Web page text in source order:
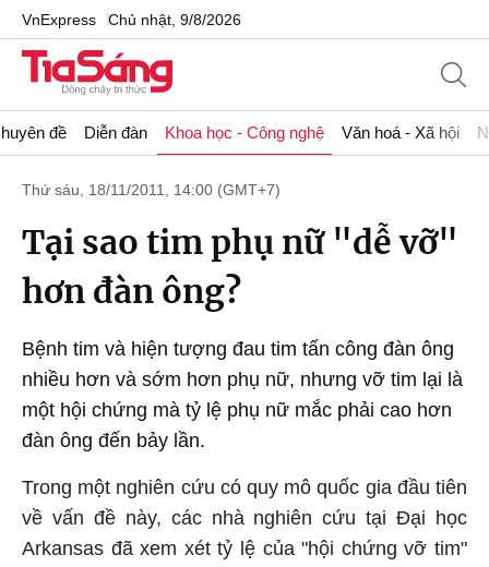
VnExpress Chủ nhật, 9/8/2026
đề Diễn đàn Khoa học - Công nghệ Văn hoá - Xã hội
Thứ sáu, 18/11/2011, 14:00 (GMT+7)
Tại sao tim phụ nữ "dễ vỡ"
hơn đàn ông?
Bệnh tim và hiện tượng đau tim tấn công đàn ông
nhiều hơn và sớm hơn phụ nữ, nhưng vỡ tim lại là
một hội chứng mà tỷ lệ phụ nữ mắc phải cao hơn
đàn ông đến bảy lần.
Trong một nghiên cứu có quy mô quốc gia đầu tiên
về vấn đề này, các nhà nghiên cứu tại Đại học
Arkansas đã xem xét tỷ lệ của "hội chứng vỡ tim"